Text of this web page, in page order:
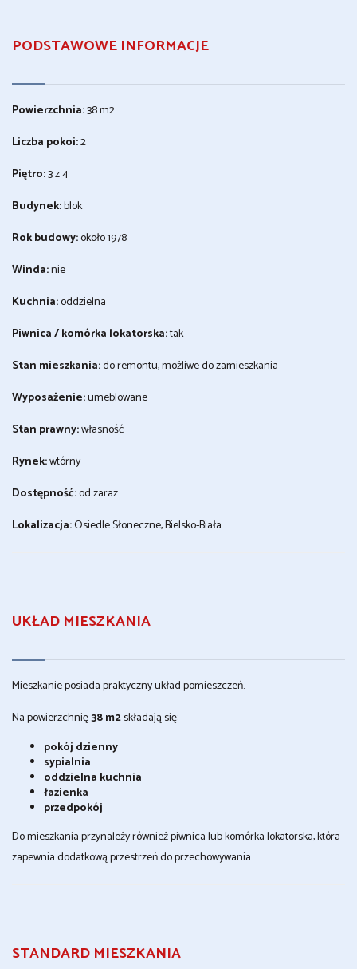
PODSTAWOWE INFORMACJE
Powierzchnia:38 m2
Liczba pokoi:2
Piętro:3 z 4
Budynek:blok
Rok budowy:około 1978
Winda:nie
Kuchnia:oddzielna
Piwnica / komórka lokatorska:tak
Stan mieszkania:do remontu, możliwe do zamieszkania
Wyposażenie:umeblowane
Stan prawny:własność
Rynek:wtórny
Dostępność:od zaraz
Lokalizacja:Osiedle Słoneczne, Bielsko-Biała
UKŁAD MIESZKANIA
Mieszkanie posiada praktyczny układ pomieszczeń.
Na powierzchnię38 m2składają się:
pokój dzienny
sypialnia
oddzielna kuchnia
łazienka
przedpokój
Do mieszkania przynależy również piwnica lub komórka lokatorska, która
zapewnia dodatkową przestrzeń do przechowywania.
STANDARD MIESZKANIA